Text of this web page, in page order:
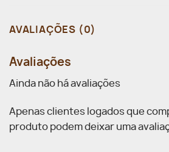
AVALIAÇÕES (0)
Avaliações
Ainda não há avaliações
Apenas clientes logados que
produto podem deixar uma